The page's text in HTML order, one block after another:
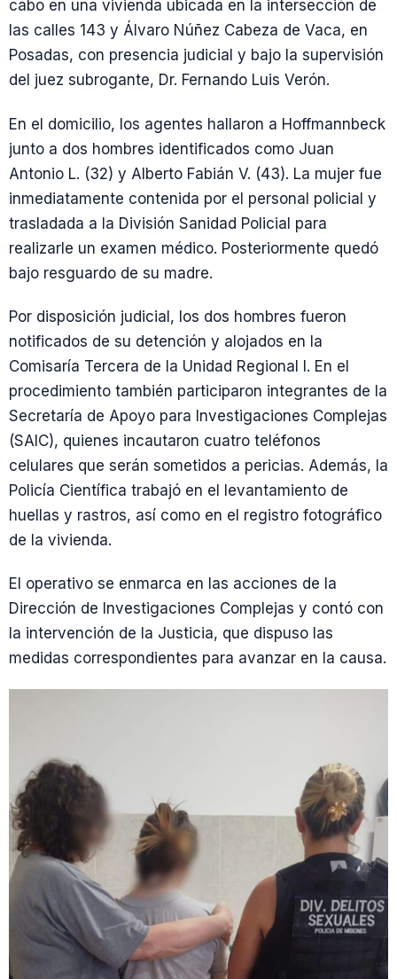
cabo en una vivienda ubicada en la intersección de
las calles 143 y Álvaro Núñez Cabeza de Vaca, en
Posadas, con presencia judicial y bajo la supervisión
del juez subrogante, Dr. Fernando Luis Verón.
En el domicilio, los agentes hallaron a Hoffmannbeck
junto a dos hombres identificados como Juan
Antonio L. (32) y Alberto Fabián V. (43). La mujer fue
inmediatamente contenida por el personal policial y
trasladada a la División Sanidad Policial para
realizarle un examen médico. Posteriormente quedó
bajo resguardo de su madre.
Por disposición judicial, los dos hombres fueron
notificados de su detención y alojados en la
Comisaría Tercera de la Unidad Regional I. En el
procedimiento también participaron integrantes de la
Secretaría de Apoyo para Investigaciones Complejas
(SAIC), quienes incautaron cuatro teléfonos
celulares que serán sometidos a pericias. Además, la
Policía Científica trabajó en el levantamiento de
huellas y rastros, así como en el registro fotográfico
de la vivienda.
El operativo se enmarca en las acciones de la
Dirección de Investigaciones Complejas y contó con
la intervención de la Justicia, que dispuso las
medidas correspondientes para avanzar en la causa.